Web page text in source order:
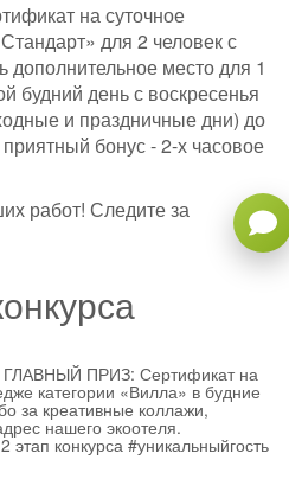
на суточное
для 2 человек с
дополнительное место для 1
будний день с воскресенья
и праздничные дни) до
бонус - 2-х часовое
работ! Следите за
ГЛАВНЫЙ ПРИЗ: Сертификат на
категории «Вилла» в будние
за креативные коллажи,
нашего экоотеля.
конкурса #уникальныйгость